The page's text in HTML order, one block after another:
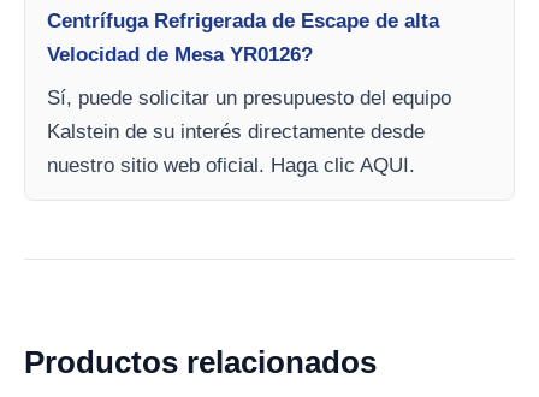
Centrífuga Refrigerada de Escape de alta
Velocidad de Mesa YR0126?
Sí, puede solicitar un presupuesto del equipo
Kalstein de su interés directamente desde
nuestro sitio web oficial. Haga clic AQUI.
Productos relacionados